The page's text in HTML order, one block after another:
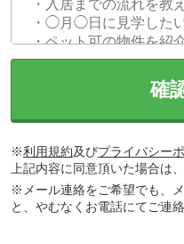
確
※利用規約及びプライバシー
上記内容に同意頂いた場合は
※メール連絡をご希望でも、
と、やむなくお電話にてご連